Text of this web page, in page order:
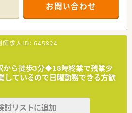
す ☆★
消化もしやすい環境です。しっかり働い
ゆっくりリフレッシュできます。
らではの福利厚生が充実していますので、
護短時間勤務制度など、ライフスタイルの
てお仕事を続けられる実績が多数ありま
育制度以外にも、明確な昇格基準を設けら
お問い合わせ
師求人ID： 645824
から徒歩3分◆18時終業で残業少
しているので日曜勤務できる方歓
討リストに追加